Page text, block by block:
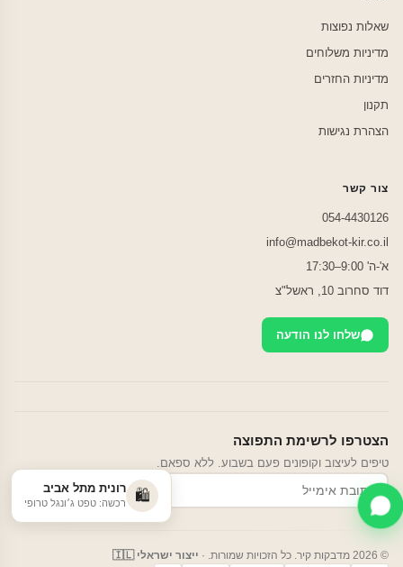
שאלות נפוצות
מדיניות משלוחים
מדיניות החזרים
תקנון
הצהרת נגישות
צור קשר
054-4430126
info@madbekot-kir.co.il
א'-ה' 9:00–17:30
דוד סחרוב 10, ראשל"צ
שלחו לנו הודעה
הצטרפו לרשימת התפוצה
טיפים לעיצוב וקופונים פעם בשבוע. ללא ספאם.
הרשמה
© 2026 מדבקות קיר. כל הזכויות שמורות. · ייצור ישראלי 🇮🇱
🛍️ רונית מתל אביב
רכשה: טפט ג׳ונגל טרופי